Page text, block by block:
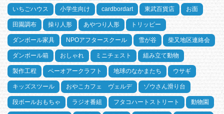
いちごハウス 小学生向け cardbordart 東武百貨店 お面
田園調布 操り人形 あやつり人形 トリッピー
ダンボール家具 NPOアフタースクール 雪が谷 柴又地区連絡会
ダンボール箱 おしゃれ ミニチェスト 組み立て動物
製作工程 ペーオアークラフト 地球のなかまたち ウサギ
キッズスツール おやこカフェ ヴェルデ ゾウさん滑り台
段ボールおもちゃ ラジオ番組 フタコハートストリート 動物園